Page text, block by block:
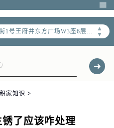

▲
▼
北京市朝阳区建国门外大街甲6号华熙国际中心D座11层1102室售后服务中心（需提前预约）
北京市东城区东长安街1号王府井东方广场W3座6层602室售后服务中心（需提前预约）
积家知识 >
了应该咋处理